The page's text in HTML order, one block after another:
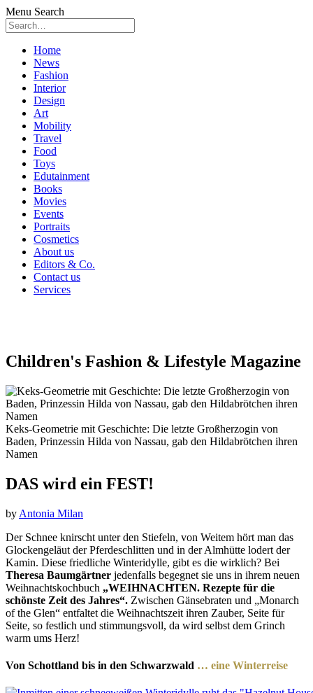
Menu Search
Skip
content
Home
News
Fashion
Interior
Design
Art
Mobility
Travel
Food
Toys
Edutainment
Books
Movies
Events
Portraits
Cosmetics
About us
Editors & Co.
Contact us
Services
Children's Fashion & Lifestyle Magazine
Keks-Geometrie mit Geschichte: Die letzte Großherzogin von
Baden, Prinzessin Hilda von Nassau, gab den Hildabrötchen ihren
Namen
DAS wird ein FEST!
by Antonia Milan
Der Schnee knirscht unter den Stiefeln, von Weitem hört man das
Glockengeläut der Pferdeschlitten und in der Almhütte lodert der
Kamin. Diese friedliche Winteridylle, gibt es die wirklich? Bei
Theresa Baumgärtner jedenfalls begegnet sie uns in ihrem neuen
Weihnachtskochbuch „WEIHNACHTEN. Rezepte für die
schönste Zeit des Jahres“. Zwischen Gänsebraten und „Monarch
of the Glen“ entfaltet die Weihnachtszeit ihren Zauber, Seite für
Seite, so festlich und stimmungsvoll, da wird selbst dem Grinch
warm ums Herz!
Von Schottland bis in den Schwarzwald … eine Winterreise